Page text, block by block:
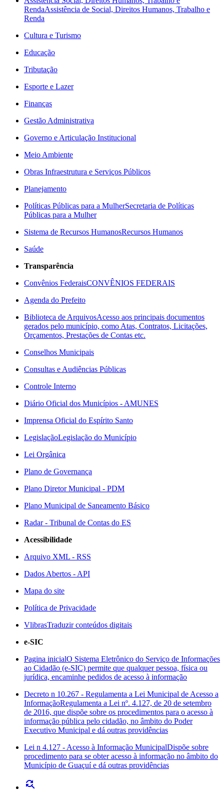
RendaAssistência de Social, Direitos Humanos, Trabalho e
Renda
Cultura e Turismo
Educação
Tributação
Esporte e Lazer
Finanças
Gestão Administrativa
Governo e Articulação Institucional
Meio Ambiente
Obras Infraestrutura e Serviços Públicos
Planejamento
Políticas Públicas para a MulherSecretaria de Políticas
Públicas para a Mulher
Sistema de Recursos HumanosRecursos Humanos
Saúde
Transparência
Convênios FederaisCONVÊNIOS FEDERAIS
Agenda do Prefeito
Biblioteca de ArquivosAcesso aos principais documentos
gerados pelo município, como Atas, Contratos, Licitações,
Orçamentos, Prestações de Contas etc.
Conselhos Municipais
Consultas e Audiências Públicas
Controle Interno
Diário Oficial dos Municípios - AMUNES
Imprensa Oficial do Espírito Santo
LegislaçãoLegislação do Município
Lei Orgânica
Plano de Governança
Plano Diretor Municipal - PDM
Plano Municipal de Saneamento Básico
Radar - Tribunal de Contas do ES
Acessibilidade
Arquivo XML - RSS
Dados Abertos - API
Mapa do site
Política de Privacidade
VlibrasTraduzir conteúdos digitais
e-SIC
Pagina inicialO Sistema Eletrônico do Serviço de Informações
ao Cidadão (e-SIC) permite que qualquer pessoa, física ou
jurídica, encaminhe pedidos de acesso à informação
Decreto n 10.267 - Regulamenta a Lei Municipal de Acesso a
InformaçãoRegulamenta a Lei nº. 4.127, de 20 de setembro
de 2016, que dispõe sobre os procedimentos para o acesso à
informação pública pelo cidadão, no âmbito do Poder
Executivo Municipal e dá outras providências
Lei n 4.127 - Acesso à Informação MunicipalDispõe sobre
procedimento para se obter acesso à informação no âmbito do
Município de Guaçuí e dá outras providências
find_replace